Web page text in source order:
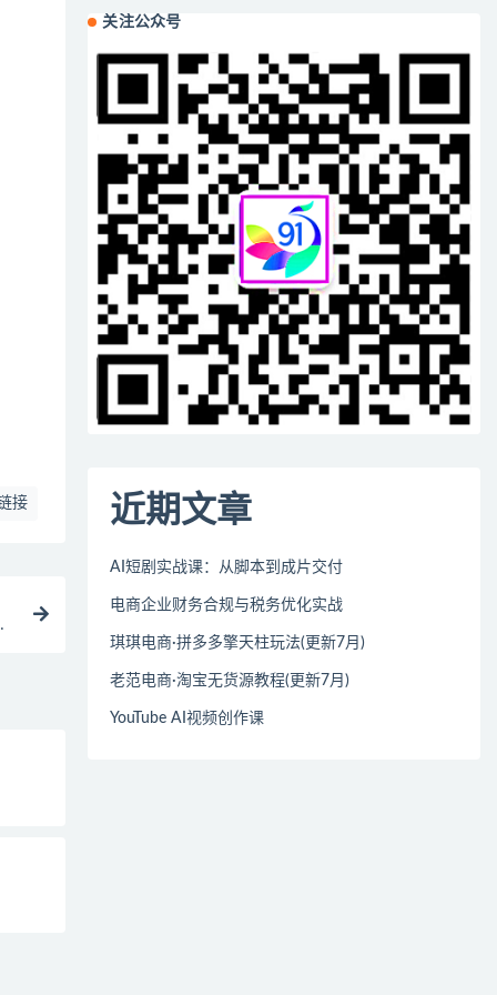
接
关注公众号
近期文章
AI短剧实战课：从脚本到成片交付
电商企业财务合规与税务优化实战
琪琪电商·拼多多擎天柱玩法(更新7月)
老范电商·淘宝无货源教程(更新7月)
YouTube AI视频创作课